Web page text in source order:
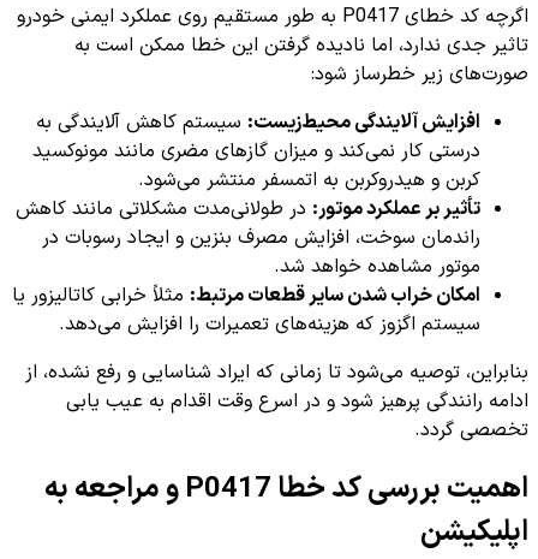
اگرچه کد خطای P0417 به طور مستقیم روی عملکرد ایمنی خودرو
تاثیر جدی ندارد، اما نادیده گرفتن این خطا ممکن است به
صورت‌های زیر خطرساز شود:
افزایش آلایندگی محیط‌زیست: سیستم کاهش آلایندگی به
درستی کار نمی‌کند و میزان گازهای مضری مانند مونوکسید
کربن و هیدروکربن به اتمسفر منتشر می‌شود.
تأثیر بر عملکرد موتور: در طولانی‌مدت مشکلاتی مانند کاهش
راندمان سوخت، افزایش مصرف بنزین و ایجاد رسوبات در
موتور مشاهده خواهد شد.
امکان خراب شدن سایر قطعات مرتبط: مثلاً خرابی کاتالیزور یا
سیستم اگزوز که هزینه‌های تعمیرات را افزایش می‌دهد.
بنابراین، توصیه می‌شود تا زمانی که ایراد شناسایی و رفع نشده، از
ادامه رانندگی پرهیز شود و در اسرع وقت اقدام به عیب یابی
تخصصی گردد.
اهمیت بررسی کد خطا P0417 و مراجعه به
اپلیکیشن